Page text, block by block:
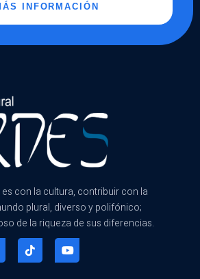
INFORMACIÓN
con la cultura, contribuir con la
plural, diverso y polifónico;
de la riqueza de sus diferencias.